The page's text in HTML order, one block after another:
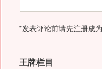
*发表评论前请先注册成
王牌栏目